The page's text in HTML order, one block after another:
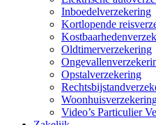
Inboedelverzekering
Kortlopende
Oldtimerverzekering
Opstalverzekering
Video’s Particulier